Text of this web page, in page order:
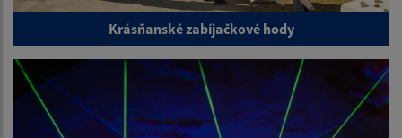
Krásňanské zabíjačkové hody